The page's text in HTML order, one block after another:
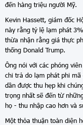
đến hàng triệu người Mỹ.
Kevin Hassett, giám đốc
này rằng tỷ lệ lạm phát
thừa nhận rằng giá thực
thống Donald Trump.
Ông nói với các phóng
chi trả do lạm phát phi
dần được thu hẹp khi
trọng nhất sẽ đến từ
họ - thu nhập cao hơn và
Một thỏa thuận toàn diện